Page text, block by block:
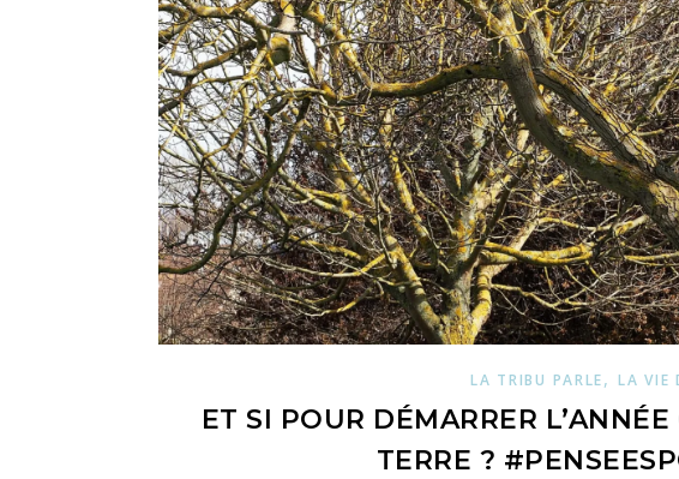
LA TRIBU PARLE,LA VIE
ET SI POUR DÉMARRER
TERRE ?